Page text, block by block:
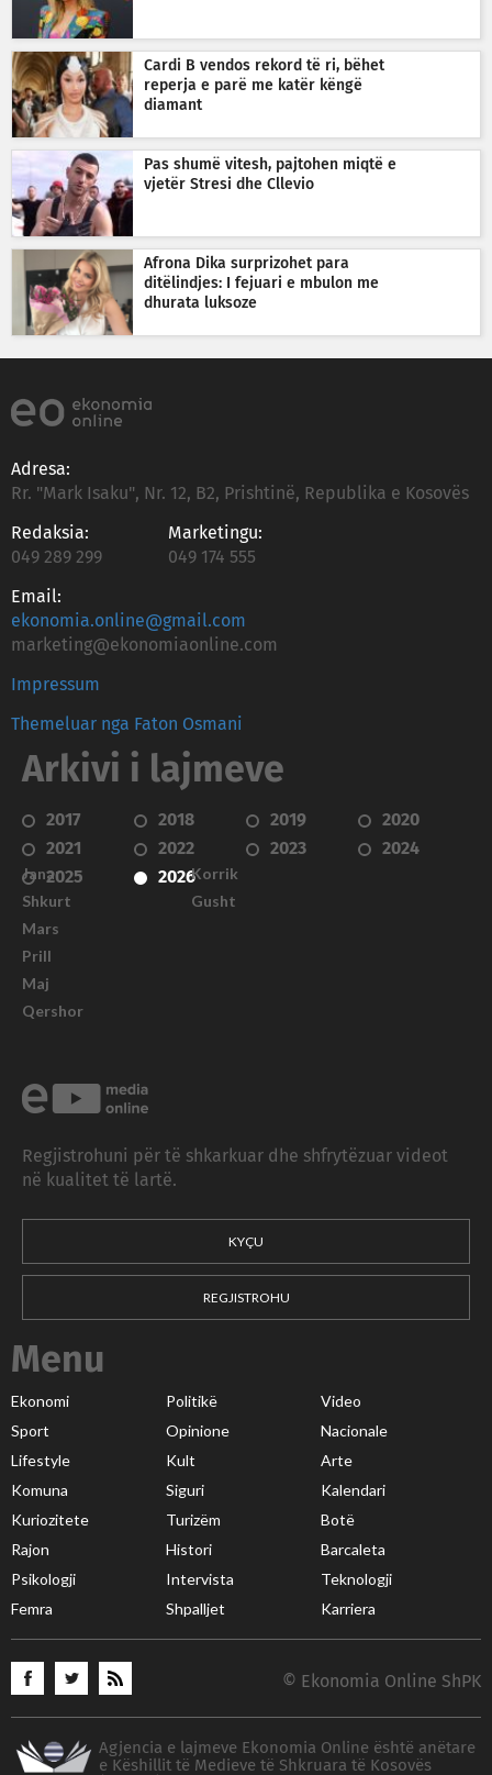
Cardi B vendos rekord të ri, bëhet
reperja e parë me katër këngë
diamant
Pas shumë vitesh, pajtohen miqtë e
vjetër Stresi dhe Cllevio
Afrona Dika surprizohet para
ditëlindjes: I fejuari e mbulon me
dhurata luksoze
Adresa:
Rr. "Mark Isaku", Nr. 12, B2, Prishtinë, Republika e Kosovës
Redaksia:
049 289 299
Marketingu:
049 174 555
Email:
ekonomia.online@gmail.com
marketing@ekonomiaonline.com
Impressum
Themeluar nga Faton Osmani
Arkivi i lajmeve
2017 2018 2019
2020
2021
2022 2023
2024
2025
2026
Janar
Shkurt
Mars
Prill
Maj
Qershor
Korrik
Gusht
Regjistrohuni për të shkarkuar dhe shfrytëzuar videot
në kualitet të lartë.
KYÇU
REGJISTROHU
Menu
Ekonomi Politikë
Video
Sport
Opinione
Nacionale
Lifestyle
Kult
Arte
Komuna
Siguri
Kalendari
Kuriozitete
Turizëm
Botë
Rajon
Histori
Barcaleta
Psikologji
Intervista
Teknologji
Femra
Shpalljet Karriera
© Ekonomia Online ShPK
Agjencia e lajmeve Ekonomia Online është anëtare
e Këshillit të Medieve të Shkruara të Kosovës